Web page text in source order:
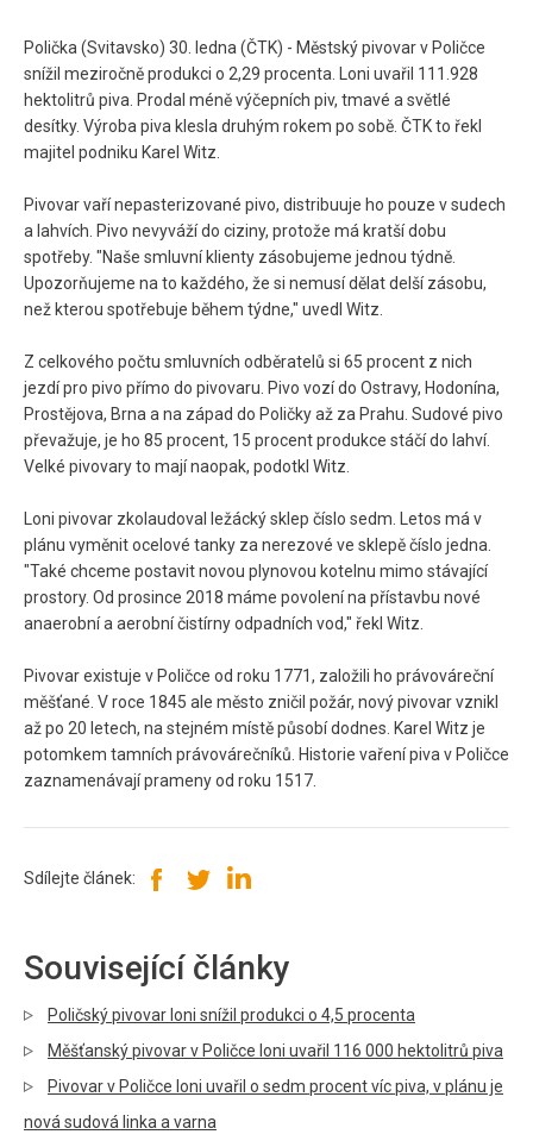
Polička (Svitavsko) 30. ledna (ČTK) - Městský pivovar v Poličce
snížil meziročně produkci o 2,29 procenta. Loni uvařil 111.928
hektolitrů piva. Prodal méně výčepních piv, tmavé a světlé
desítky. Výroba piva klesla druhým rokem po sobě. ČTK to řekl
majitel podniku Karel Witz.
Pivovar vaří nepasterizované pivo, distribuuje ho pouze v sudech
a lahvích. Pivo nevyváží do ciziny, protože má kratší dobu
spotřeby. "Naše smluvní klienty zásobujeme jednou týdně.
Upozorňujeme na to každého, že si nemusí dělat delší zásobu,
než kterou spotřebuje během týdne," uvedl Witz.
Z celkového počtu smluvních odběratelů si 65 procent z nich
jezdí pro pivo přímo do pivovaru. Pivo vozí do Ostravy, Hodonína,
Prostějova, Brna a na západ do Poličky až za Prahu. Sudové pivo
převažuje, je ho 85 procent, 15 procent produkce stáčí do lahví.
Velké pivovary to mají naopak, podotkl Witz.
Loni pivovar zkolaudoval ležácký sklep číslo sedm. Letos má v
plánu vyměnit ocelové tanky za nerezové ve sklepě číslo jedna.
"Také chceme postavit novou plynovou kotelnu mimo stávající
prostory. Od prosince 2018 máme povolení na přístavbu nové
anaerobní a aerobní čistírny odpadních vod," řekl Witz.
Pivovar existuje v Poličce od roku 1771, založili ho právováreční
měšťané. V roce 1845 ale město zničil požár, nový pivovar vznikl
až po 20 letech, na stejném místě působí dodnes. Karel Witz je
potomkem tamních právovárečníků. Historie vaření piva v Poličce
zaznamenávají prameny od roku 1517.
Sdílejte článek:
Související články
Poličský pivovar loni snížil produkci o 4,5 procenta
Měšťanský pivovar v Poličce loni uvařil 116 000 hektolitrů piva
Pivovar v Poličce loni uvařil o sedm procent víc piva, v plánu je
nová sudová linka a varna